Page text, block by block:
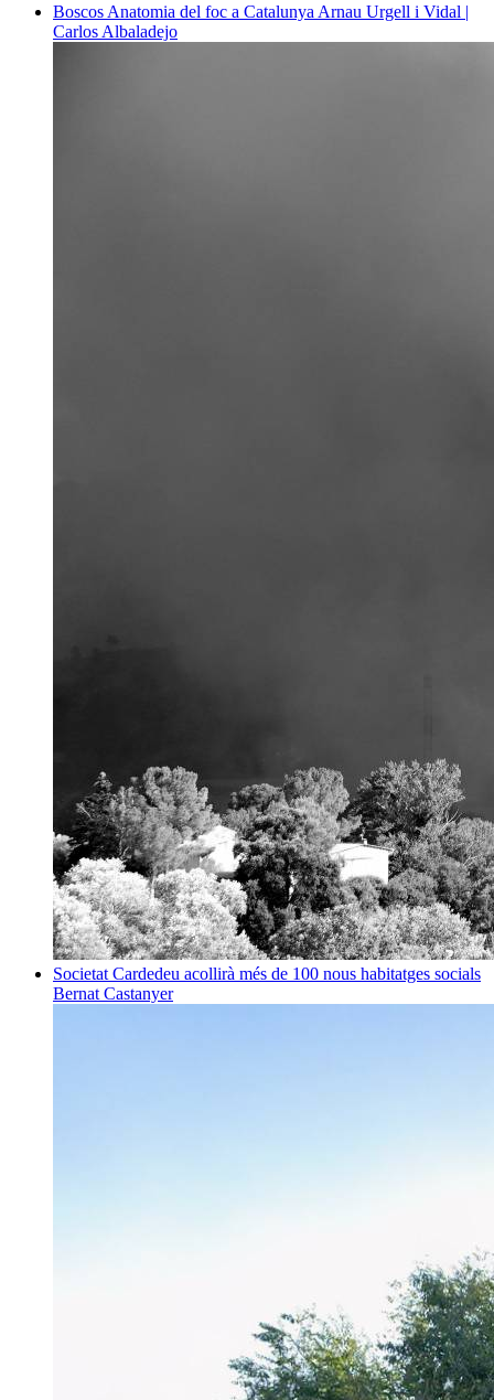
Boscos Anatomia del foc a Catalunya Arnau Urgell i Vidal |
Carlos Albaladejo
Societat Cardedeu acollirà més de 100 nous habitatges socials
Bernat Castanyer